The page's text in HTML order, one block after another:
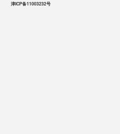
津ICP备11003232号